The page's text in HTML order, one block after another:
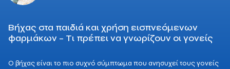
Βήχας στα παιδιά και χρήση εισπνεόμενων
φαρμάκων – Τι πρέπει να γνωρίζουν οι γονείς
Ο βήχας είναι το πιο συχνό σύμπτωμα που ανησυχεί τους γονείς